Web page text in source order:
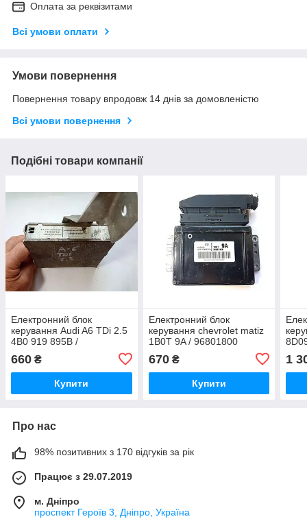
Оплата за реквізитами
Всі умови оплати
Умови повернення
Повернення товару впродовж 14 днів за домовленістю
Всі умови повернення
Подібні товари компанії
Електронний блок
керування Audi A6 TDi 2.5
4B0 919 895B /
AUZ1Z1W4352956
660 ₴
Купити
Електронний блок
керування chevrolet matiz
1B0T 9A / 96801800
670₴
Купити
1
Про нас
98% позитивних з 170 відгуків за рік
Працює з 29.07.2019
м. Дніпро
проспект Героїв 3, Дніпро, Україна